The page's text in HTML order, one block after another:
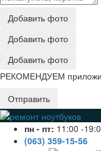
Добавить фото
Добавить фото
Добавить фото
РЕКОМЕНДУЕМ
Отправить
пн - пт: 11:00 -
(063) 359-15-56